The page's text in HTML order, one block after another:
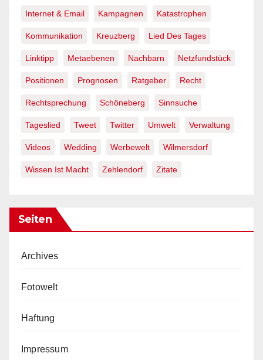
Internet & Email Kampagnen Katastrophen
Kommunikation Kreuzberg Lied Des Tages
Linktipp Metaebenen Nachbarn Netzfundstück
Positionen Prognosen Ratgeber Recht
Rechtsprechung Schöneberg Sinnsuche
Tageslied Tweet Twitter Umwelt Verwaltung
Videos Wedding Werbewelt Wilmersdorf
Wissen Ist Macht Zehlendorf Zitate
Seiten
Archives
Fotowelt
Haftung
Impressum